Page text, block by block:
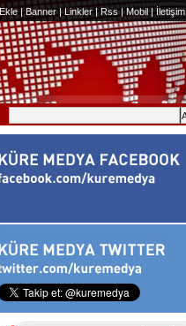
|Banner|Linkler|Rss|Mobil|İletişim